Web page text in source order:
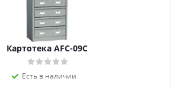
Картотека AFC-09С
Есть в наличии